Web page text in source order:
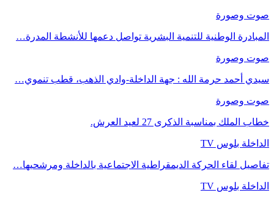
صوت وصورة
المبادرة الوطنية للتنمية البشرية تواصل دعمها للأنشطة المدرة…
صوت وصورة
سيدي أحمد حرمة الله : جهة الداخلة-وادي الذهب، قطب تنموي…
صوت وصورة
خطاب الملك بمناسبة الذكرى 27 لعيد العرش.
الداخلة بلوس TV
تفاصيل لقاء الحركة الديمقراطية الاجتماعية بالداخلة ومرشحيها…
الداخلة بلوس TV